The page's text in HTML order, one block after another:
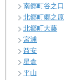
南郷町谷之口
北郷町郷之原
北郷町大藤
宮浦
益安
星倉
平山